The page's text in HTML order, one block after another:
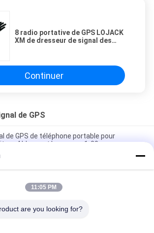
8 radio portative de GPS LOJACK
XM de dresseur de signal des
Continuer
de GPS
de GPS de téléphone portable pour
4 bloquant la gamme 1-20m
1500MHZ de signal de 800mW 30dBm
généralistes
de Wifi GPS de 5 canaux, brouilleur mobile
11:05 PM
are you looking for?